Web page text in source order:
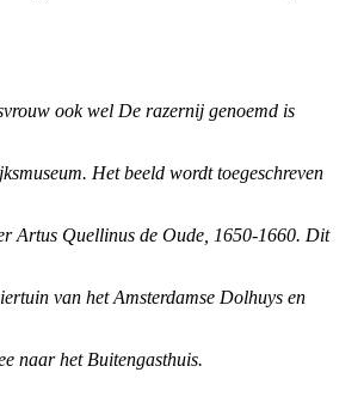
ook wel De razernij genoemd is
Het beeld wordt toegeschreven
Artus Quellinus de Oude, 1650-1660. Dit
van het Amsterdamse Dolhuys en
naar het Buitengasthuis.